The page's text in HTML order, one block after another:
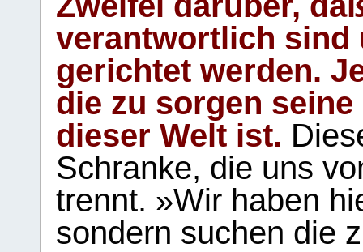
verantwortlich sind
gerichtet werden.
die zu sorgen
dieser Welt ist.
Schranke, die uns
trennt. »Wir haben
sondern suchen die